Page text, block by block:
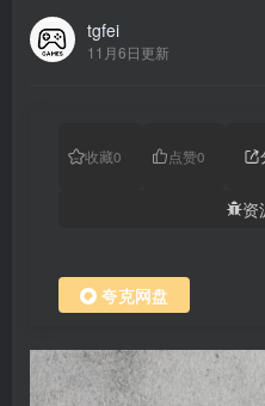
tgfei
11月6日更新
收藏0 点赞0
资
夸克网盘